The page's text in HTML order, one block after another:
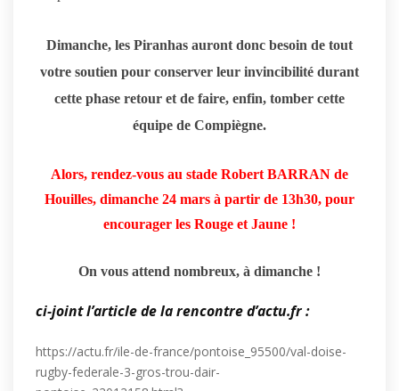
Dimanche, les Piranhas auront donc besoin de tout
votre soutien pour conserver leur invincibilité durant
cette phase retour et de faire, enfin, tomber cette
équipe de Compiègne.
Alors, rendez-vous au stade Robert BARRAN de
Houilles, dimanche 24 mars à partir de 13h30, pour
encourager les Rouge et Jaune !
On vous attend nombreux, à dimanche !
ci-joint l’article de la rencontre d’actu.fr :
https://actu.fr/ile-de-france/pontoise_95500/val-doise-
rugby-federale-3-gros-trou-dair-